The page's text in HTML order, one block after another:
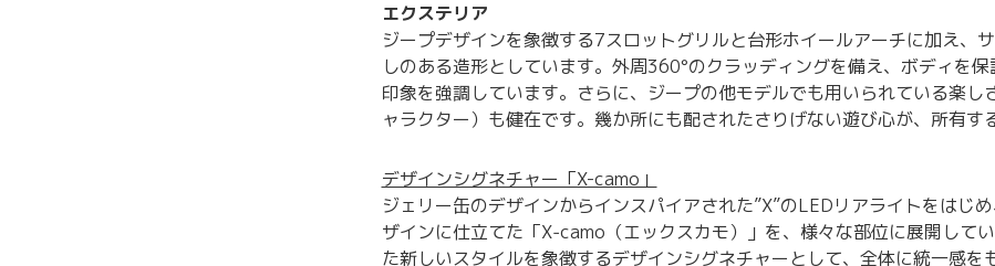
エクステリア
ジープデザインを象徴する7スロットグリルと台形ホイールアーチに加え、
しのある造形としています。外周360°のクラッディングを備え、ボディを
印象を強調しています。さらに、ジープの他モデルでも用いられている楽し
ャラクター）も健在です。幾か所にも配されたさりげない遊び心が、所有す
デザインシグネチャー「X-camo」
ジェリー缶のデザインからインスパイアされた”X”のLEDリアライトをはじ
ザインに仕立てた「X‑camo（エックスカモ）」を、様々な部位に展開して
た新しいスタイルを象徴するデザインシグネチャーとして、全体に統一感を